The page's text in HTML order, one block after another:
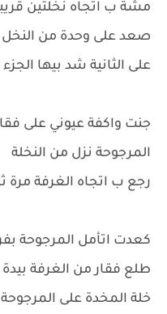
مشة ب اتجاه نخلتين
صعد على وحدة من
على الثانية شد بيها الجزء
جنت واكفة عيوني على
المرجوحة نزل من النخلة
رجع ب اتجاه الغرفة مرة
كعدت اتأمل المرجوحة
طلع فقار من الغرفة
خلة المخدة على المرجوحة